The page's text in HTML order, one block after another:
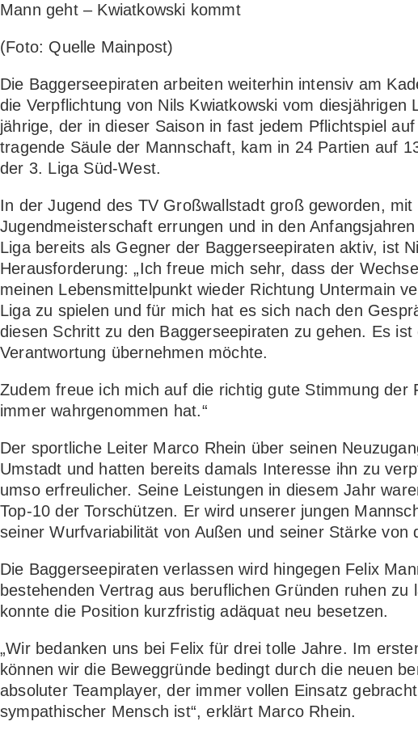
Mann geht – Kwiatkowski kommt
(Foto: Quelle Mainpost)
Die Baggerseepiraten arbeiten weiterhin intensiv am
die Verpflichtung von Nils Kwiatkowski vom
jährige, der in dieser Saison in fast jedem Pflichtspiel
tragende Säule der Mannschaft, kam in 24 Partien auf
der 3. Liga Süd-West.
In der Jugend des TV Großwallstadt groß geworden,
Jugendmeisterschaft errungen und in den
Liga bereits als Gegner der Baggerseepiraten aktiv, ist
Herausforderung: „Ich freue mich sehr, dass der
meinen Lebensmittelpunkt wieder Richtung Untermain
Liga zu spielen und für mich hat es sich nach den
diesen Schritt zu den Baggerseepiraten zu gehen. Es
Verantwortung übernehmen möchte.
Zudem freue ich mich auf die richtig gute Stimmung
immer wahrgenommen hat.“
Der sportliche Leiter Marco Rhein über seinen
Umstadt und hatten bereits damals Interesse ihn zu
umso erfreulicher. Seine Leistungen in diesem Jahr
Top-10 der Torschützen. Er wird unserer jungen
seiner Wurfvariabilität von Außen und seiner Stärke von
Die Baggerseepiraten verlassen wird hingegen Felix
bestehenden Vertrag aus beruflichen Gründen ruhen
konnte die Position kurzfristig adäquat neu besetzen.
„Wir bedanken uns bei Felix für drei tolle Jahre. Im
können wir die Beweggründe bedingt durch die neuen
absoluter Teamplayer, der immer vollen Einsatz
sympathischer Mensch ist“, erklärt Marco Rhein.